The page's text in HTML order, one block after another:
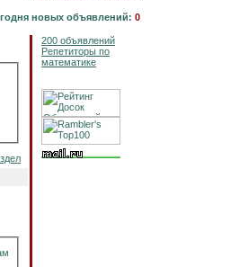
новых объявлений: 0
200 объявлений
Репетиторы по
математике